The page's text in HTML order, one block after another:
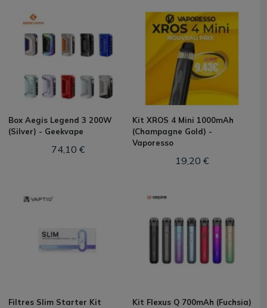
Box Aegis Legend 3 200W
(Silver) - Geekvape
74,10 €
Kit XROS 4 Mini 1000mAh
(Champagne Gold) -
Vaporesso
19,20 €
Filtres Slim Starter Kit
Kit Flexus Q 700mAh (Fuchsia)